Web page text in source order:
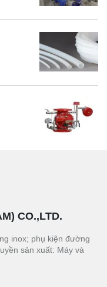
CO.,LTD.
inox; phụ kiện đường
sản xuất: Máy và